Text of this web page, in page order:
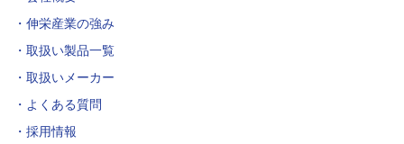
伸栄産業の強み
取扱い製品一覧
取扱いメーカー
よくある質問
採用情報